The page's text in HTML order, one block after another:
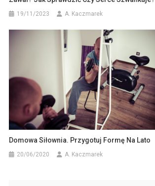
19/11/2023 A. Kaczmarek
Domowa Siłownia. Przygotuj Formę Na Lato
20/06/2020 A. Kaczmarek